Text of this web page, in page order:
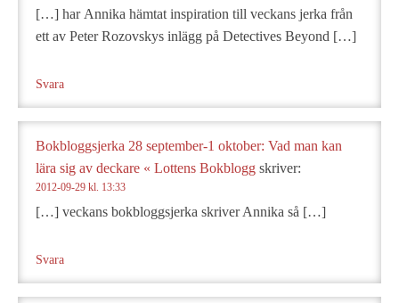
[…] har Annika hämtat inspiration till veckans jerka från
ett av Peter Rozovskys inlägg på Detectives Beyond […]
Svara
Bokbloggsjerka 28 september-1 oktober: Vad man kan
lära sig av deckare « Lottens Bokblogg skriver:
2012-09-29 kl. 13:33
[…] veckans bokbloggsjerka skriver Annika så […]
Svara